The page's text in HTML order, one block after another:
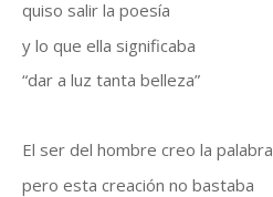
quiso salir la poesía
y lo que ella significaba
“dar a luz tanta belleza”
El ser del hombre creo la palabra
pero esta creación no bastaba